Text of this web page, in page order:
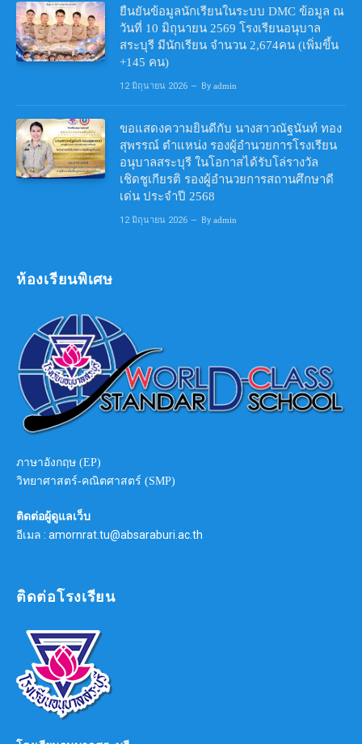
ยืนยันข้อมูลนักเรียนในระบบ DMC ข้อมูล ณ
วันที่ 10 มิถุนายน 2569 โรงเรียนอนุบาล
สระบุรี มีนักเรียน จำนวน 2,674คน (เพิ่มขึ้น
+145 คน)
12 มิถุนายน 2026 By admin
ขอแสดงความยินดีกับ นางสาวณัฐนันท์ ทอง
สุพรรณ์ ตำแหน่ง รองผู้อำนวยการโรงเรียน
อนุบาลสระบุรี ในโอกาสได้รับโล่รางวัล
เชิดชูเกียรติ รองผู้อำนวยการสถานศึกษาดี
เด่น ประจำปี 2568
12 มิถุนายน 2026 By admin
ห้องเรียนพิเศษ
ภาษาอังกฤษ (EP)
วิทยาศาสตร์-คณิตศาสตร์ (SMP)
ติดต่อผู้ดูแลเว็บ
อีเมล : amornrat.tu@absaraburi.ac.th
ติดต่อโรงเรียน